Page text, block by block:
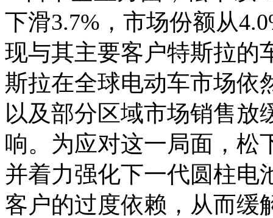
下滑3.7%，市场份额从
现与其主要客户特斯拉的
斯拉在全球电动车市场依
以及部分区域市场销售放
响。为应对这一局面，松
并着力强化下一代圆柱电
客户的过度依赖，从而缓